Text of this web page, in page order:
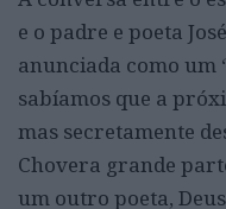
e o padre e poeta
anunciada como um
sabíamos que a
mas secretamente
Chovera grande
um outro poeta,